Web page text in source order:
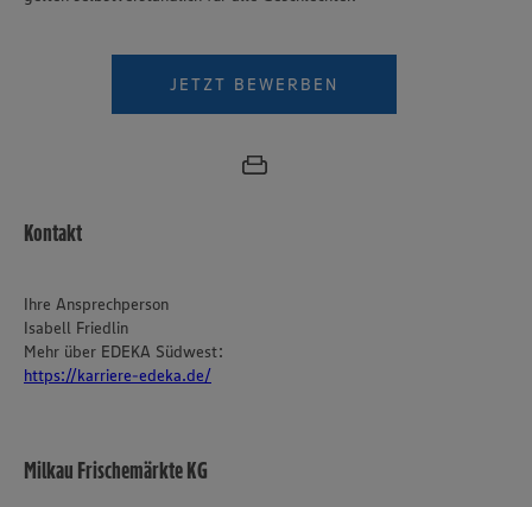
Website zu personalisieren und Ihnen möglichst relevante
JETZT BEWERBEN
Kontakt
Ihre Ansprechperson
Isabell Friedlin
Mehr über EDEKA Südwest:
https://karriere-edeka.de/
Milkau Frischemärkte KG